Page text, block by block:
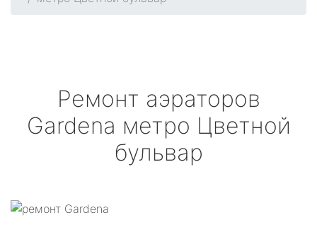
Ремонт аэраторов
Gardena метро Цветной
бульвар